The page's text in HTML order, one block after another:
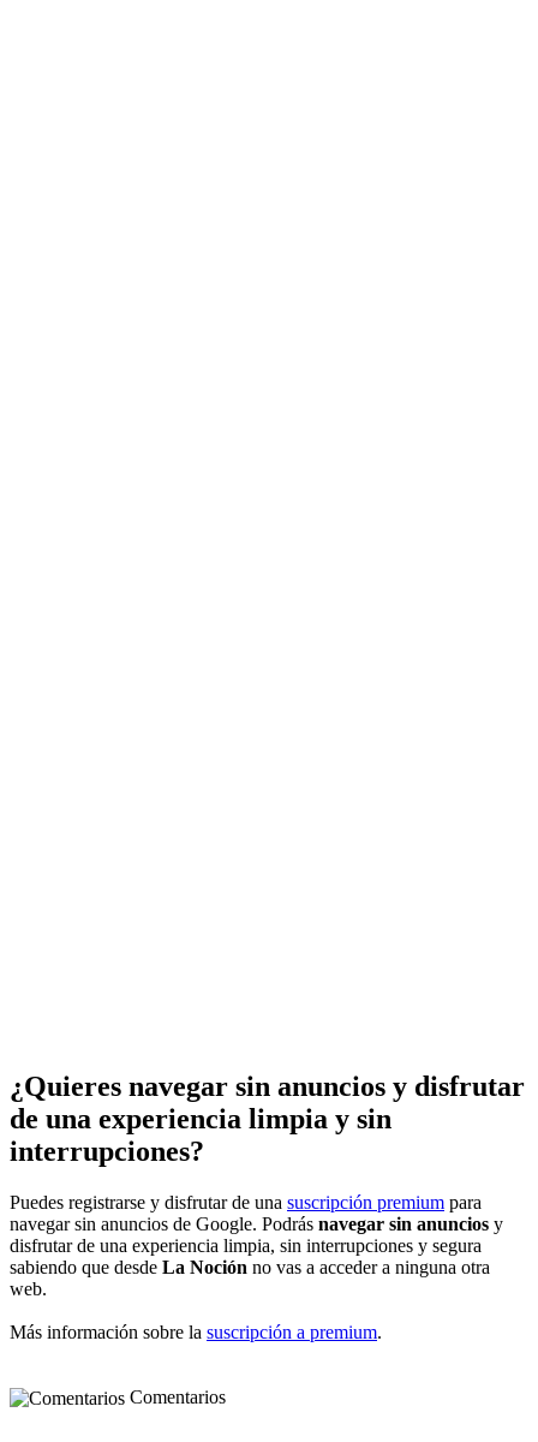
¿Quieres navegar sin anuncios y disfrutar
de una experiencia limpia y sin
interrupciones?
Puedes registrarse y disfrutar de una suscripción premium para
navegar sin anuncios de Google. Podrás navegar sin anuncios y
disfrutar de una experiencia limpia, sin interrupciones y segura
sabiendo que desde La Noción no vas a acceder a ninguna otra
web.
Más información sobre la suscripción a premium.
Comentarios